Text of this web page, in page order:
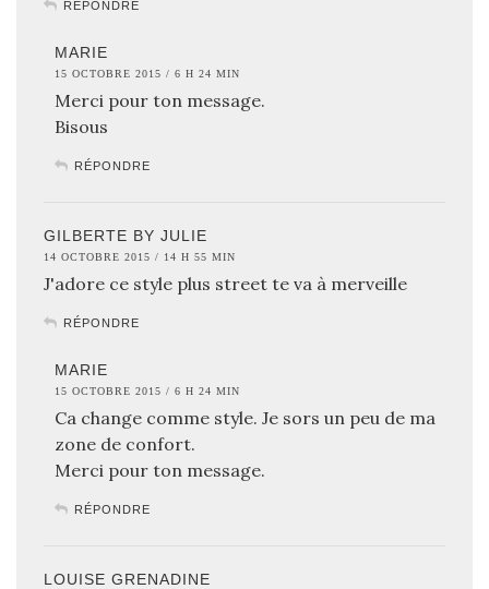
RÉPONDRE
MARIE
15 OCTOBRE 2015 / 6 H 24 MIN
Merci pour ton message.
Bisous
RÉPONDRE
GILBERTE BY JULIE
14 OCTOBRE 2015 / 14 H 55 MIN
J'adore ce style plus street te va à merveille
RÉPONDRE
MARIE
15 OCTOBRE 2015 / 6 H 24 MIN
Ca change comme style. Je sors un peu de ma
zone de confort.
Merci pour ton message.
RÉPONDRE
LOUISE GRENADINE